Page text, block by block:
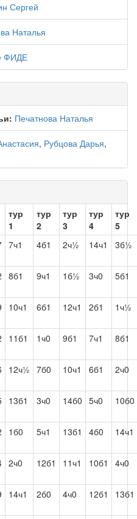
Сергей
Наталья
ФИДЕ
Печатнова Наталья
, Рубцова Дарья,
тур
1
тур
2
тур
3
тур
4
тур
5
7ч1 4б1 2ч½ 14ч1 3б½
8б1 9ч1 1б½ 3ч0 5б1
10ч1 6б1 12ч1 2б1 1ч½
11б1 1ч0 9б1 7ч1 8б1
12ч½ 7б0 10ч1 6б1 2ч0
13б1 3ч0 14б0 5ч0 10б0
1б0 5ч1 13б1 4б0 14ч1
2ч0 12б1 11ч1 10б1 4ч0
14ч1 2б0 4ч0 12б1 13б1